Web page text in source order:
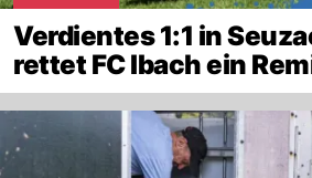
Verdientes 1:1 in
rettet FC Ibach ein